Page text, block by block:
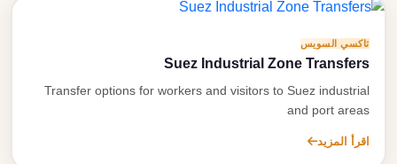
تاكسي السويس
Suez Industrial Zone Transfers
Transfer options for workers and visitors to Suez industrial
and port areas
اقرأ المزيد